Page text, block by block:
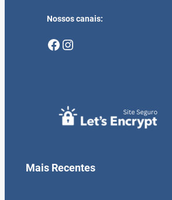
Nossos canais:
Facebook Instagram
Mais Recentes